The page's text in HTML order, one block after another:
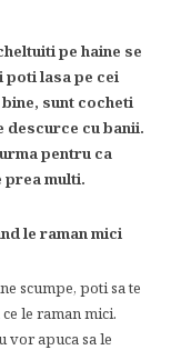
pe haine se
poti lasa pe cei
sunt cocheti
descurce cu banii.
pentru ca
prea multi.
le raman mici
scumpe, poti sa te
le raman mici.
vor apuca sa le